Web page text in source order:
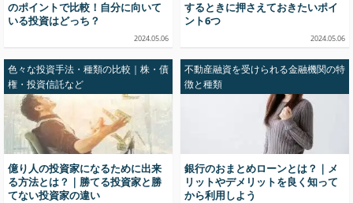
のポイントで比較！自分に向いて
いる投資はどっち？
2024.05.06
するときに押さえておきたいポイ
ント6つ
2024.05.06
色々な投資手法・種類の比較｜株・債
権・投資信託など
億り人の投資家になるために出来
る方法とは？｜勝てる投資家と勝
てない投資家の違い
不動産融資を受けられる金融機関の特
徴と種類
銀行のおまとめローンとは？｜メ
リットやデメリットを良く知って
から利用しよう